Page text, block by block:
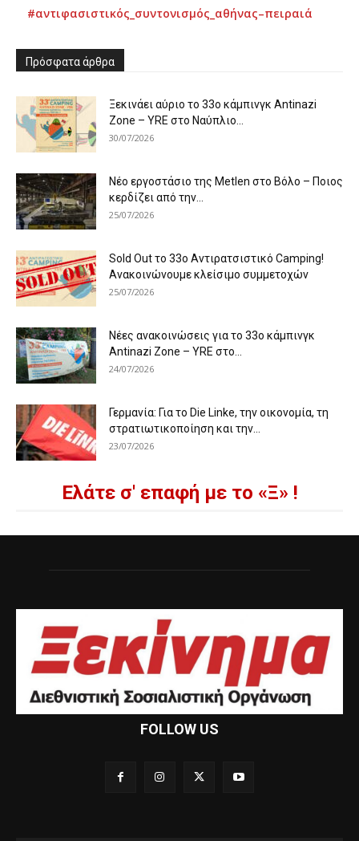
#αντιφασιστικός_συντονισμός_αθήνας–πειραιά
Πρόσφατα άρθρα
Ξεκινάει αύριο το 33ο κάμπινγκ Antinazi
Zone – YRE στο Ναύπλιο...
30/07/2026
Νέο εργοστάσιο της Metlen στο Βόλο – Ποιος
κερδίζει από την...
25/07/2026
Sold Out το 33ο Αντιρατσιστικό Camping!
Ανακοινώνουμε κλείσιμο συμμετοχών
25/07/2026
Νέες ανακοινώσεις για το 33ο κάμπινγκ
Antinazi Zone – YRE στο...
24/07/2026
Γερμανία: Για το Die Linke, την οικονομία, τη
στρατιωτικοποίηση και την...
23/07/2026
Ελάτε σ' επαφή με το «Ξ» !
FOLLOW US